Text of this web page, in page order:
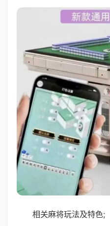
相关麻将玩法及特色;